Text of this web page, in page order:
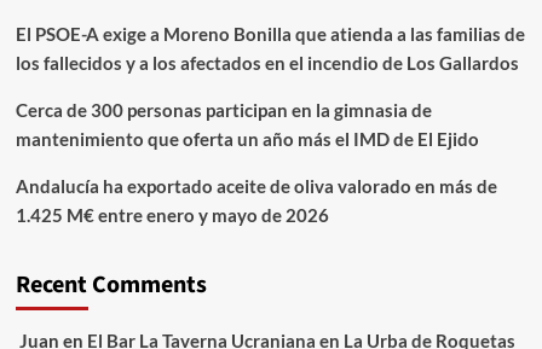
El PSOE-A exige a Moreno Bonilla que atienda a las familias de
los fallecidos y a los afectados en el incendio de Los Gallardos
Cerca de 300 personas participan en la gimnasia de
mantenimiento que oferta un año más el IMD de El Ejido
Andalucía ha exportado aceite de oliva valorado en más de
1.425 M€ entre enero y mayo de 2026
Recent Comments
Juan en El Bar La Taverna Ucraniana en La Urba de Roquetas